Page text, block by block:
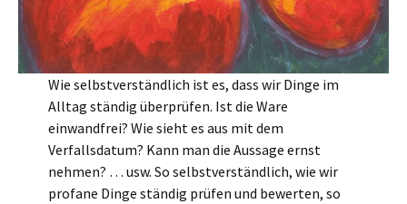
Wie selbstverständlich ist es, dass wir Dinge im
Alltag ständig überprüfen. Ist die Ware
einwandfrei? Wie sieht es aus mit dem
Verfallsdatum? Kann man die Aussage ernst
nehmen? … usw. So selbstverständlich, wie wir
profane Dinge ständig prüfen und bewerten, so